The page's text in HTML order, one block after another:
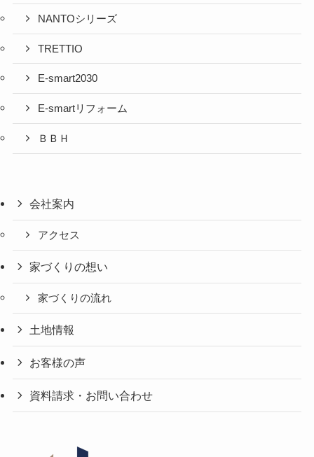
NANTOシリーズ
TRETTIO
E-smart2030
E-smartリフォーム
ＢＢＨ
会社案内
アクセス
家づくりの想い
家づくりの流れ
土地情報
お客様の声
資料請求・お問い合わせ